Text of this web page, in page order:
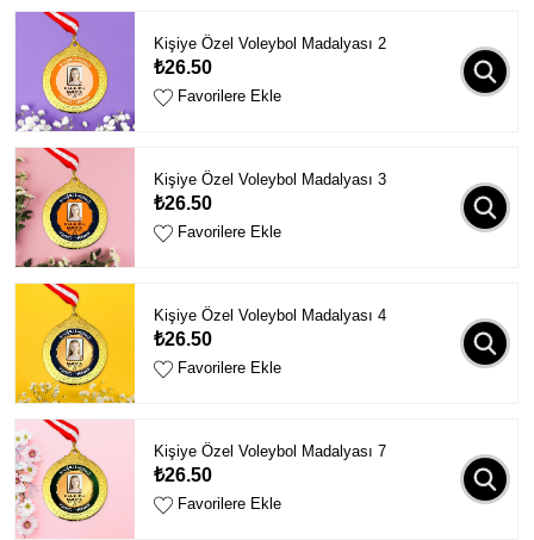
Kişiye Özel Voleybol Madalyası 2
₺26.50
Favorilere Ekle
Kişiye Özel Voleybol Madalyası 3
₺26.50
Favorilere Ekle
Kişiye Özel Voleybol Madalyası 4
₺26.50
Favorilere Ekle
Kişiye Özel Voleybol Madalyası 7
₺26.50
Favorilere Ekle